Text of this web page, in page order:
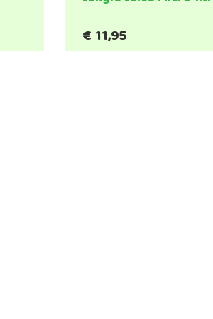
€ 11,95